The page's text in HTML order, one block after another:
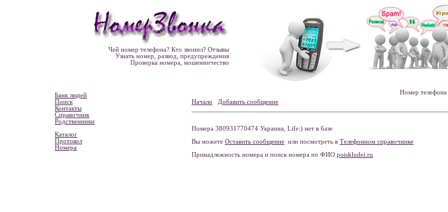
Чей номер телефона? Кто звонил? Отзывы
Узнать номер, развод, предупреждения
Проверка номера, мошенничество
Банк людей
Поиск
Контакты
Справочник
Родственники
Каталог
Протокол
Номера
Номер телефона
Начало
Добавить сообщение
Номера 380931770474 Украина, Life:) нет в базе
Вы можете Оставить сообщение или посмотреть в Телефонном справочнике
Принадлежность номера и поиск номера по ФИО poiskludei.ru